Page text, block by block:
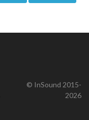
© InSound 2015-
2026